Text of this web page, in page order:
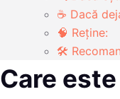
☕ Dacă
🧠 Reține:
🛠️
Care